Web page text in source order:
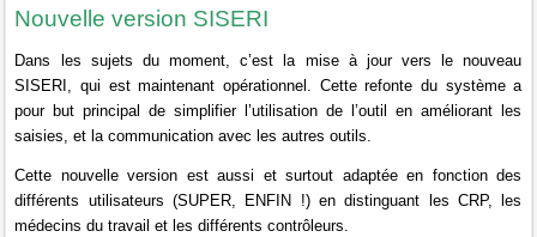
Nouvelle version SISERI
Dans les sujets du moment, c’est la mise à jour vers le nouveau
SISERI, qui est maintenant opérationnel. Cette refonte du système a
pour but principal de simplifier l’utilisation de l’outil en améliorant les
saisies, et la communication avec les autres outils.
Cette nouvelle version est aussi et surtout adaptée en fonction des
différents utilisateurs (SUPER, ENFIN !) en distinguant les CRP, les
médecins du travail et les différents contrôleurs.